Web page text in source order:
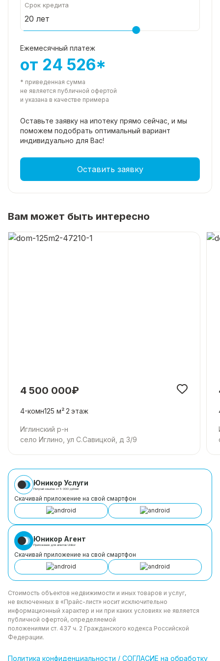
📞 Не упустите шанс стать владельцем этого
прекрасного дома!
Звоните прямо сейчас и записывайтесь на показ.
все преимущества загородной жизни в любое
удобное время!
Срок кредита
Ежемесячный платеж
от 24 526*
* приведенная сумма
не является публичной офертой
и указана в качестве примера
Оставьте заявку на ипотеку прямо сейчас, и мы
поможем подобрать оптимальный вариант
индивидуально для Вас!
Оставить заявку
Вам может быть интересно
4 500 000₽
4-комн125 м²2 этаж
Иглинский р-н
село Иглино, ул С.Савицкой, д 3/9
Юникор Услуги
Получай кешбэк от 5 000 рублей
Скачивай приложение на свой смартфон
Юникор Агент
Приложение для агентов Unikor
Скачивай приложение на свой смартфон
Стоимость объектов недвижимости и иных товаров и услуг,
не включенных в «Прайс-лист» носит исключительно
информационный характер и ни при каких условиях не является
публичной офертой, определяемой
положениями ст. 437 ч. 2 Гражданского кодекса Российской
Федерации.
Политика конфиденциальности / СОГЛАСИЕ на обработку